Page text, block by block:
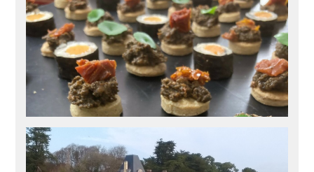
Quéré
Retrouvez ici les différents supports écrits et video des
conférences météo 2024 de Jean-Jacques Quéré
Météorologie,Un peu de théorie...
douarnenez,meteo marine,navigation,théorie,voile ,
winchesclub